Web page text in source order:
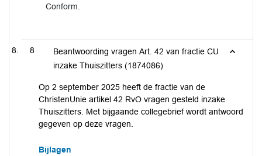
Conform.
8
Beantwoording vragen Art. 42 van fractie CU
inzake Thuiszitters (1874086)
Op 2 september 2025 heeft de fractie van de
ChristenUnie artikel 42 RvO vragen gesteld inzake
Thuiszitters. Met bijgaande collegebrief wordt antwoord
gegeven op deze vragen.
Bijlagen